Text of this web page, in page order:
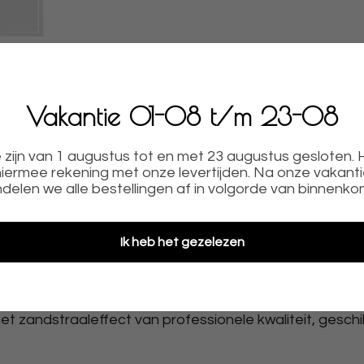
AANBRENGENMeet uw raam op, selecteer
van uw raam door, dan maken wij de folie op
Raamfolie voor een rond raam is een
privacy geeft.
zandstraaleffect van professionele kwaliteit,
Vakantie 01-08 t/m 23-08
zijn van 1 augustus tot en met 23 augustus gesloten.
rekening met onze levertijden. Na onze
we alle bestellingen af in volgorde van
Ik heb het gezelezen